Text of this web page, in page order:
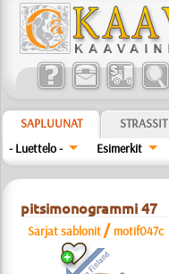
SAPLUUNAT
STRASSIT
- Luettelo -
Esimerkit
pitsimonogrammi 47
Sarjat sablonit / motif047c